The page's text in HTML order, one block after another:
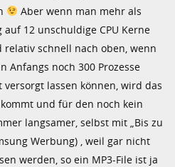
Aber wenn man mehr als
auf 12 unschuldige CPU Kerne
relativ schnell nach oben, wenn
Anfangs noch 300 Prozesse
versorgt lassen können, wird das
und für den noch kein
langsamer, selbst mit „Bis zu
Werbung) , weil gar nicht
werden, so ein MP3-File ist ja